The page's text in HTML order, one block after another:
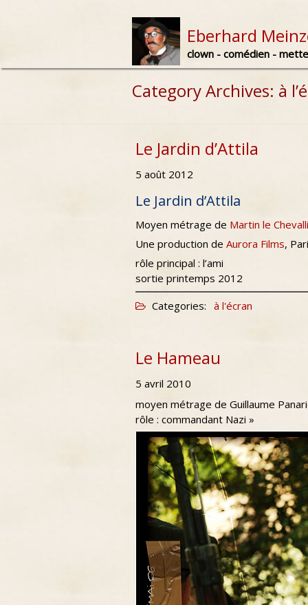
Eberhard
clown - comédien -
Category Archives: à
Le Jardin d’Attila
5 août 2012
Le Jardin d’Attila
Moyen métrage de Martin le
Une production de Aurora Films,
rôle principal : l’ami
sortie printemps 2012
Categories: à l'écran
Le Hameau
5 avril 2010
moyen métrage de Guillaume
rôle : commandant Nazi »